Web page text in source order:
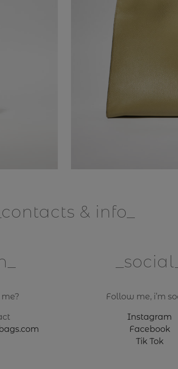
contacts & info
social
Follow me, i’m
Instagram
Facebook
Tik Tok